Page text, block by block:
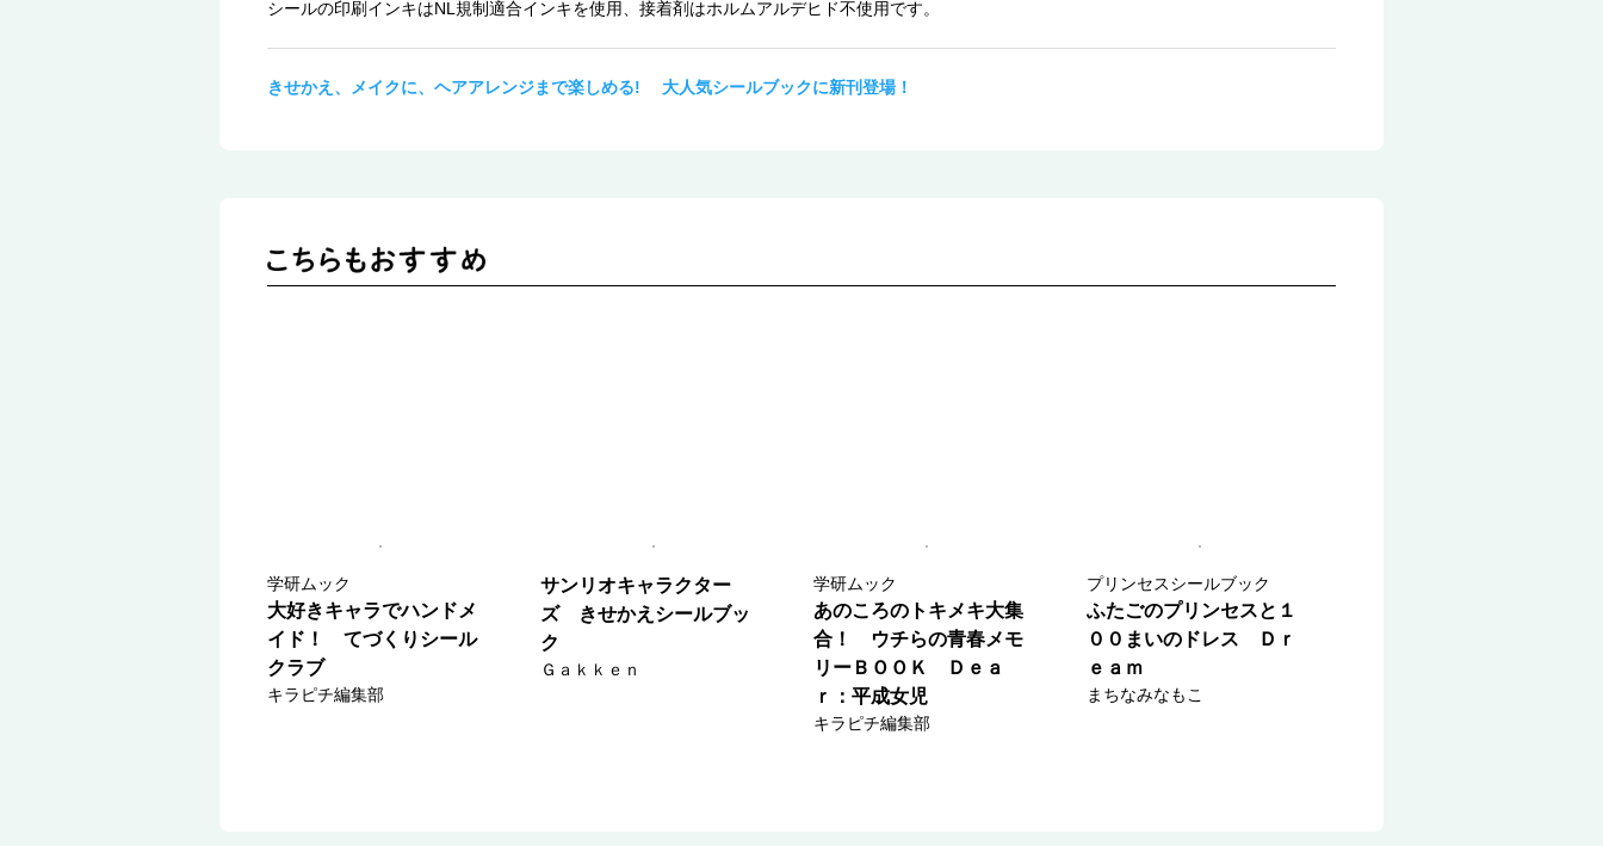
シールの印刷インキはNL規制適合インキを使用、接着剤はホルムアルデヒド不使用です。
きせかえ、メイクに、ヘアアレンジまで楽しめる! 大人気シールブックに新刊登場！
学研ムック
大好きキャラでハンドメ
イド！ てづくりシール
クラブ
キラピチ編集部
サンリオキャラクター
ズ きせかえシールブッ
ク
Ｇａｋｋｅｎ
学研ムック
あのころのトキメキ大集
合！ ウチらの青春メモ
リーＢＯＯＫ Ｄｅａ
ｒ：平成女児
キラピチ編集部
プリンセスシールブック
ふたごのプリンセスと１
００まいのドレス Ｄｒ
ｅａｍ
まちなみなもこ